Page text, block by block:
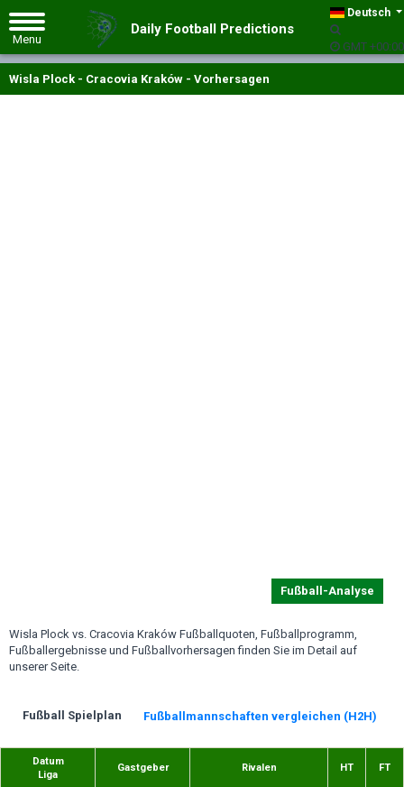
Deutsch
GMT +00:00
Daily Football Predictions
Wisla Plock - Cracovia Kraków - Vorhersagen
Fußball-Analyse
Wisla Plock vs. Cracovia Kraków Fußballquoten, Fußballprogramm,
Fußballergebnisse und Fußballvorhersagen finden Sie im Detail auf
unserer Seite.
Fußball Spielplan Fußballmannschaften vergleichen (H2H)
Datum
Liga
Gastgeber Rivalen HT FT